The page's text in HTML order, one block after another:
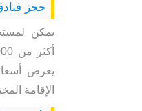
حجز
يمكن
يعرض
الإقامة